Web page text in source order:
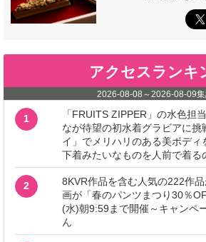
アクセスランキ
2026-08-08 ～2026-08-09
1
「FRUITS ZIPPER」の水色担
なが待望の初水着グラビアに挑
イ」でメリハリのある美ボデ
下着みたいなものを人前で着る
2
8KVR作品を含む人気の222作
画が「春のパンツまつり30％
(水)朝9:59まで開催～キャンペ
ん